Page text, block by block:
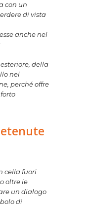
con un
di vista
anche nel
della
nel
perché offre
cella fuori
oltre le
un dialogo
di